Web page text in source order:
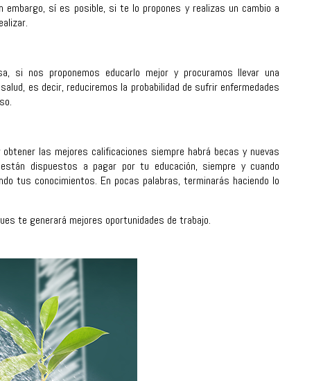
sí es posible, si te lo propones y realizas un cambio a
si nos proponemos educarlo mejor y procuramos llevar una
es decir, reduciremos la probabilidad de sufrir enfermedades
las mejores calificaciones siempre habrá becas y nuevas
dispuestos a pagar por tu educación, siempre y cuando
tus conocimientos. En pocas palabras, terminarás haciendo lo
te generará mejores oportunidades de trabajo.